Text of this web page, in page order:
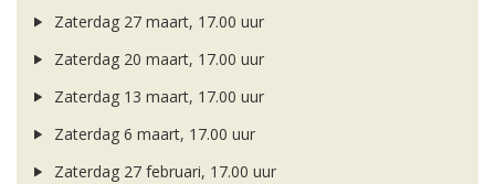
Zaterdag 27 maart, 17.00 uur
Zaterdag 20 maart, 17.00 uur
Zaterdag 13 maart, 17.00 uur
Zaterdag 6 maart, 17.00 uur
Zaterdag 27 februari, 17.00 uur